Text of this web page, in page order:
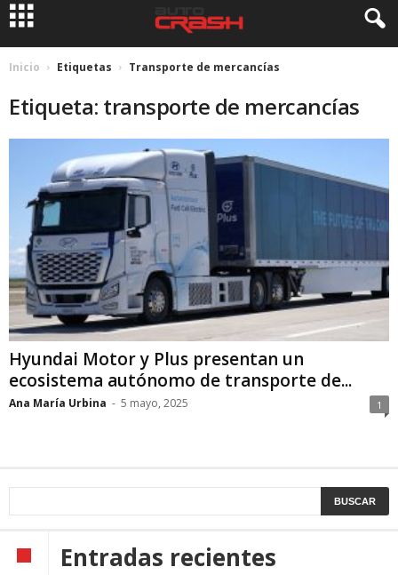
Inicio Etiquetas Transporte de mercancías
Etiqueta: transporte de mercancías
Hyundai Motor y Plus presentan un
ecosistema autónomo de transporte de...
Ana María Urbina - 5 mayo, 2025 1
Entradas recientes